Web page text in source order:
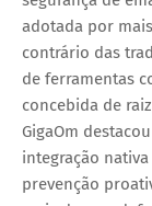
adotada por
contrário das
de ferramentas
concebida de
GigaOm
integração
prevenção